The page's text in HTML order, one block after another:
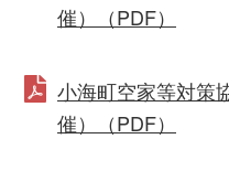
催）（PDF）
小海町空家等対策
催）（PDF）